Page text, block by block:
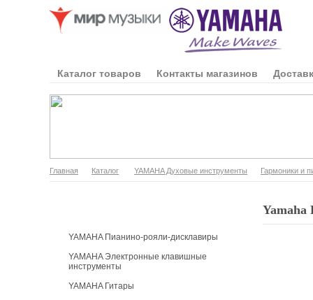
Каталог товаров Контакты магазинов
Главная Каталог YAMAHA Духовые инструменты Гармоники и
YAMAHA Пианино-рояли-дисклавиры
YAMAHA Электронные клавишные
инструменты
YAMAHA Гитары
Yamaha